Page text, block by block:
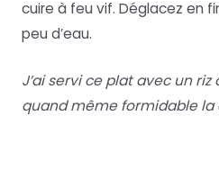
cuire à feu vif. Déglacez en
peu d’eau.
J’ai servi ce plat avec un riz
quand même formidable